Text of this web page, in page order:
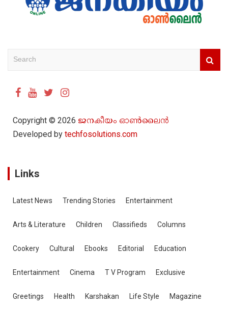
Copyright © 2026 ജനകീയം ഓൺ‌ലൈൻ
Developed by techfosolutions.com
Links
Latest News Trending Stories Entertainment
Arts & Literature Children Classifieds Columns
Cookery Cultural Ebooks Editorial Education
Entertainment Cinema T V Program Exclusive
Greetings Health Karshakan Life Style Magazine